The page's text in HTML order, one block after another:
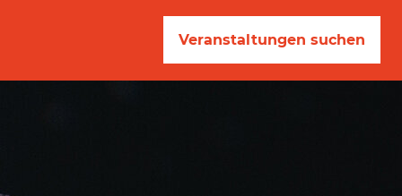
Veranstaltungen suchen